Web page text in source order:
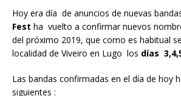
Hoy era día de anuncios de nuevas
Fest ha vuelto a confirmar nuevos
del próximo 2019, que como es habitual
localidad de Viveiro en Lugo los días
Las bandas confirmadas en el día de hoy
siguientes :